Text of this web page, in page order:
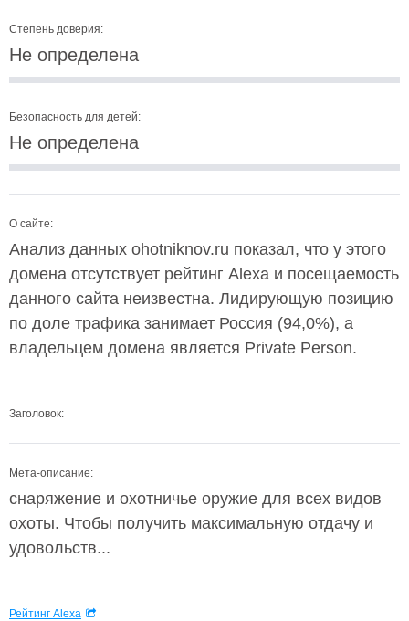
Степень доверия:
Не определена
Безопасность для детей:
Не определена
О сайте:
Анализ данных ohotniknov.ru показал, что у этого
домена отсутствует рейтинг Alexa и посещаемость
данного сайта неизвестна. Лидирующую позицию
по доле трафика занимает Россия (94,0%), а
владельцем домена является Private Person.
Заголовок:
Мета-описание:
снаряжение и охотничье оружие для всех видов
охоты. Чтобы получить максимальную отдачу и
удовольств...
Рейтинг Alexa